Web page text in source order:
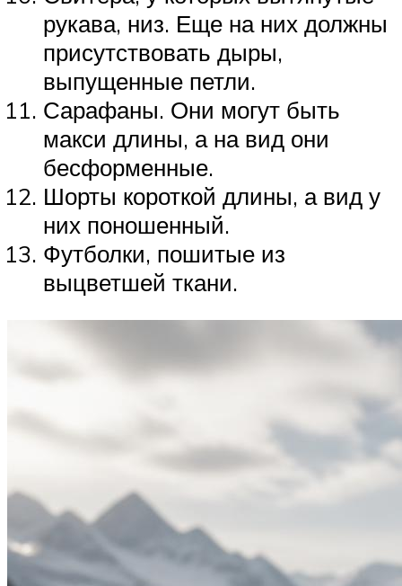
рукава, низ. Еще на них должны
присутствовать дыры,
выпущенные петли.
Сарафаны. Они могут быть
макси длины, а на вид они
бесформенные.
Шорты короткой длины, а вид у
них поношенный.
Футболки, пошитые из
выцветшей ткани.